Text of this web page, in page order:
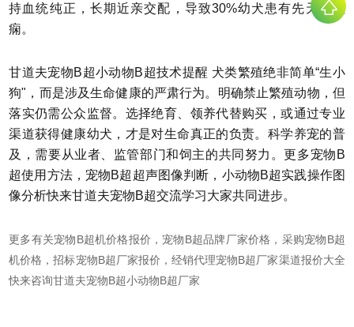
持血统纯正，长期近亲交配，导致30%幼犬患有先天性癫
痫。
甘道夫宠物B超小动物B超技术提醒 犬类繁殖绝非简单“生小
狗"，而是涉及生命健康的严肃行为。明确禁止繁殖动物，但
落实仍需公众监督。选择绝育、领养代替购买，或通过专业
渠道获得健康幼犬，才是对生命真正的负责。科学养宠的普
及，需要从业者、监管部门和饲主的共同努力。更多宠物B
超使用方法，宠物B超超声图像判断，小动物B超实践操作图
像分析快来甘道夫宠物B超交流学习大家共同进步。
更多有关宠物B超机价格报价，宠物B超品牌厂家价格，采购宠物B超
机价格，招标宠物B超厂家报价，经销代理宠物B超厂家渠道报价大全
快来咨询甘道夫宠物B超小动物B超厂家